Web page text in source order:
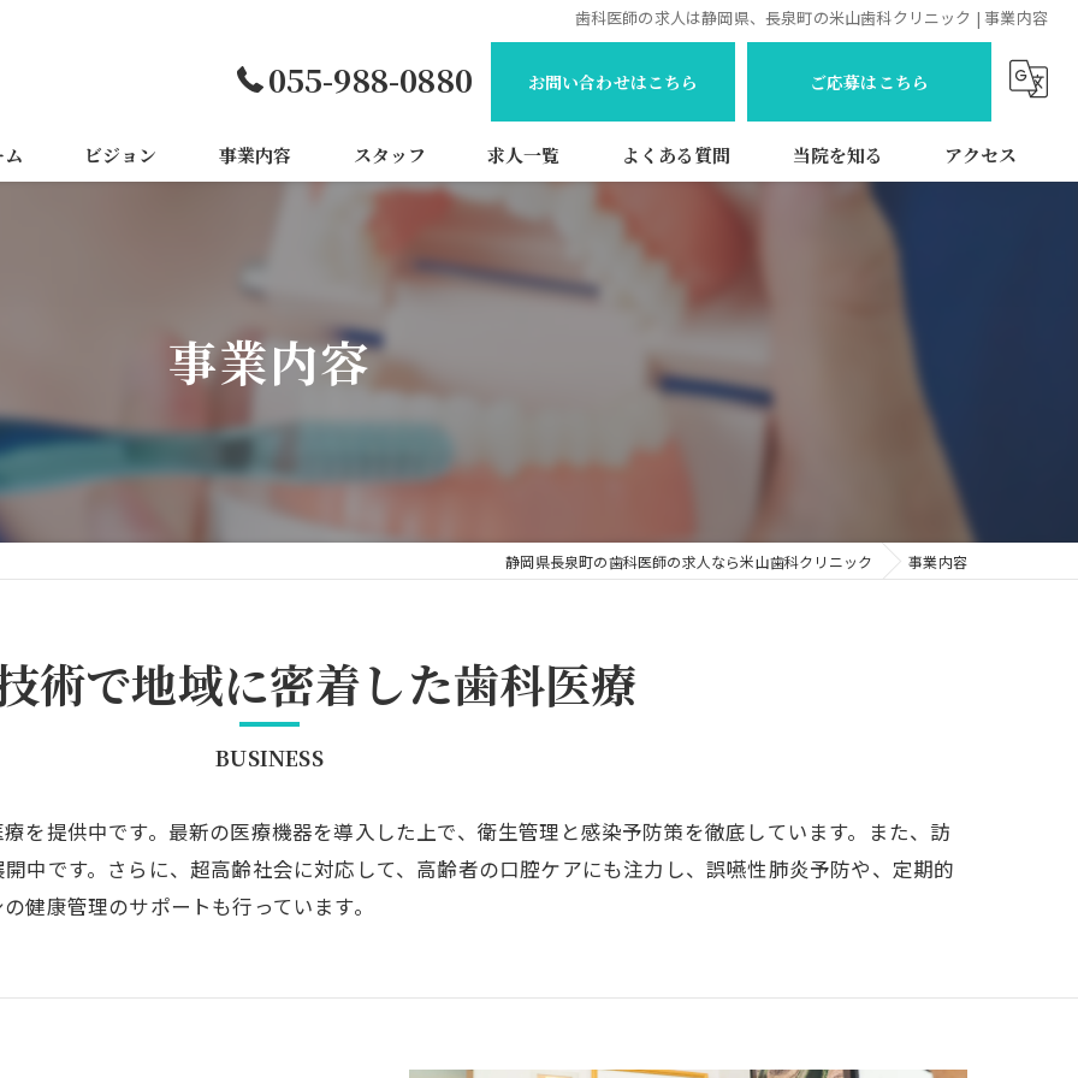
歯科医師の求人は静岡県、長泉町の米山歯科クリニック | 事業内容
055-988-0880 お問い合わせはこちら ご応募はこちら
ビジョン 事業内容 スタッフ 求人一覧 よくある質問 当院を知る アクセス
事業内容
静岡県長泉町の歯科医師の求人なら米山歯科クリニック 事業内容
術で地域に密着した歯科医療
BUSINESS
を提供中です。最新の医療機器を導入した上で、衛生管理と感染予防策を徹底しています。また、訪
中です。さらに、超高齢社会に対応して、高齢者の口腔ケアにも注力し、誤嚥性肺炎予防や、定期的
健康管理のサポートも行っています。